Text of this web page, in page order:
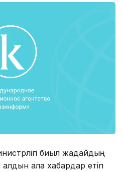
биыл жағдайдың
ала хабардар етіп